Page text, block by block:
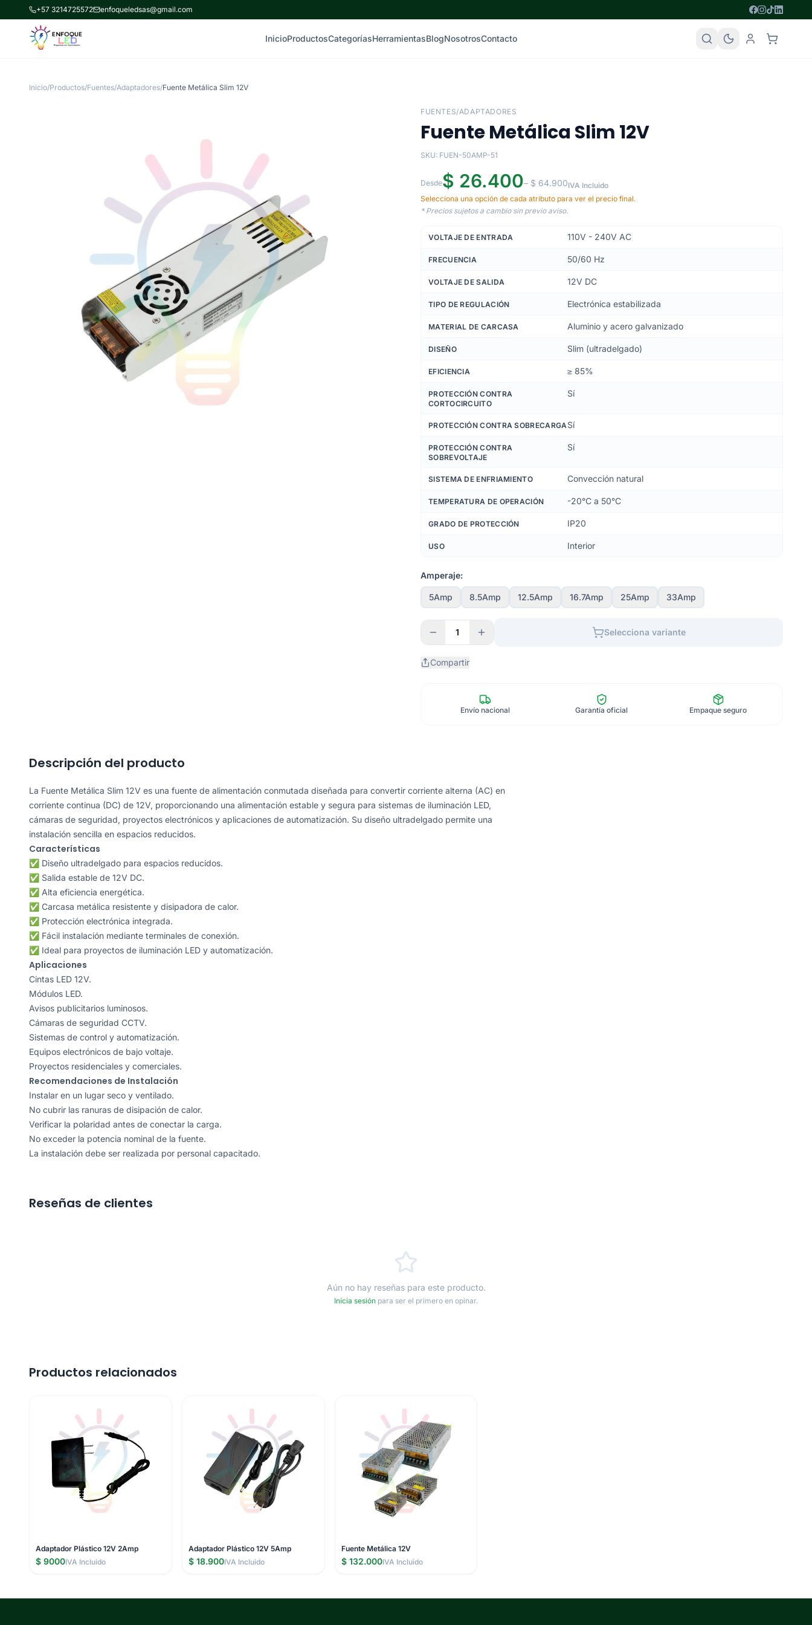
+57 3214725572 enfoqueledsas@gmail.com
InicioProductosCategoríasHerramientasBlogNosotrosContacto
Inicio/Productos/Fuentes/Adaptadores/Fuente Metálica Slim 12V
FUENTES/ADAPTADORES
Fuente Metálica Slim 12V
SKU: FUEN-50AMP-51
Desde$ 26.400– $ 64.900IVA Incluido
Selecciona una opción de cada atributo para ver el precio final.
* Precios sujetos a cambio sin previo aviso.
VOLTAJE DE ENTRADA 110V - 240V AC
FRECUENCIA 50/60 Hz
VOLTAJE DE SALIDA 12V DC
TIPO DE REGULACIÓN Electrónica estabilizada
MATERIAL DE CARCASA Aluminio y acero galvanizado
DISEÑO Slim (ultradelgado)
EFICIENCIA ≥ 85%
PROTECCIÓN CONTRA
CORTOCIRCUITO
Sí
PROTECCIÓN CONTRA SOBRECARGASí
PROTECCIÓN CONTRA
SOBREVOLTAJE
Sí
SISTEMA DE ENFRIAMIENTO Convección natural
TEMPERATURA DE OPERACIÓN -20°C a 50°C
GRADO DE PROTECCIÓN IP20
USO Interior
Amperaje:
5Amp 8.5Amp 12.5Amp 16.7Amp 25Amp 33Amp
1 Selecciona variante
Compartir
Envío nacional Garantía oficial Empaque seguro
Descripción del producto
La Fuente Metálica Slim 12V es una fuente de alimentación conmutada diseñada para convertir corriente alterna (AC) en
corriente continua (DC) de 12V, proporcionando una alimentación estable y segura para sistemas de iluminación LED,
cámaras de seguridad, proyectos electrónicos y aplicaciones de automatización. Su diseño ultradelgado permite una
instalación sencilla en espacios reducidos.
Características
✅ Diseño ultradelgado para espacios reducidos.
✅ Salida estable de 12V DC.
✅ Alta eficiencia energética.
✅ Carcasa metálica resistente y disipadora de calor.
✅ Protección electrónica integrada.
✅ Fácil instalación mediante terminales de conexión.
✅ Ideal para proyectos de iluminación LED y automatización.
Aplicaciones
Cintas LED 12V.
Módulos LED.
Avisos publicitarios luminosos.
Cámaras de seguridad CCTV.
Sistemas de control y automatización.
Equipos electrónicos de bajo voltaje.
Proyectos residenciales y comerciales.
Recomendaciones de Instalación
Instalar en un lugar seco y ventilado.
No cubrir las ranuras de disipación de calor.
Verificar la polaridad antes de conectar la carga.
No exceder la potencia nominal de la fuente.
La instalación debe ser realizada por personal capacitado.
Reseñas de clientes
Aún no hay reseñas para este producto.
Inicia sesión para ser el primero en opinar.
Productos relacionados
Adaptador Plástico 12V 2Amp
$ 9000IVA Incluido
Adaptador Plástico 12V 5Amp
$ 18.900IVA Incluido
Fuente Metálica 12V
$ 132.000IVA Incluido